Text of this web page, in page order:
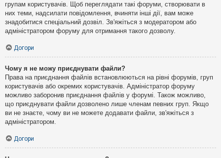
групам користувачів. Щоб переглядати такі форуми, створювати в
них теми, надсилати повідомлення, вчиняти інші дії, вам може
знадобитися спеціальний дозвіл. Зв'яжіться з модератором або
адміністратором форуму для отримання такого дозволу.
Догори
Чому я не можу приєднувати файли?
Права на приєднання файлів встановлюються на рівні форумів, груп
користувачів або окремих користувачів. Адміністратор форуму
можливо заборонив приєднання файлів у форумі. Також можливо,
що приєднувати файли дозволено лише членам певних груп. Якщо
ви не знаєте, чому ви не можете додавати файли, зв'яжіться з
адміністратором.
Догори